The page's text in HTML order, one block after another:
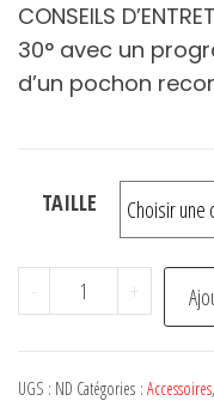
CONSEILS
30° avec un
d’un pochon
TAILLE
-
quantité
de
CRESCENT
+
UGS : ND Catégories : Accessoires,